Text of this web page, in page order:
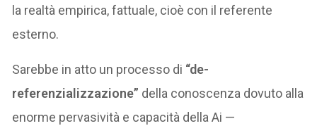
la realtà empirica, fattuale, cioè con il referente
esterno.
Sarebbe in atto un processo di “de-
referenzializzazione” della conoscenza dovuto alla
enorme pervasività e capacità della Ai —